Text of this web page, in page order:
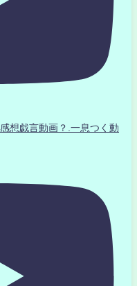
戯言動画？.一息つく動